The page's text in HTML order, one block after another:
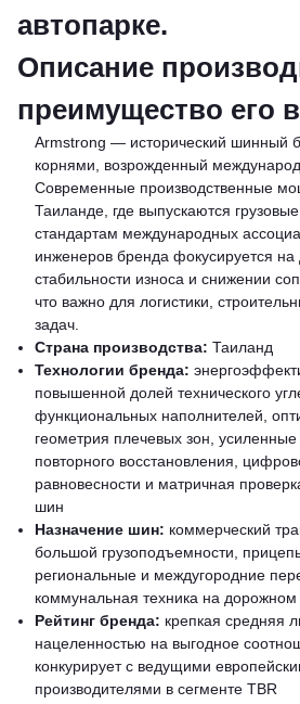
автопарке.
Описание
преимущество его
Armstrong — исторический шинный
корнями, возрожденный
Современные производственные
Таиланде, где выпускаются
стандартам международных
инженеров бренда фокусируется на
стабильности износа и снижении
что важно для логистики,
задач.
Страна производства: Таиланд
Технологии бренда:
повышенной долей технического
функциональных наполнителей,
геометрия плечевых зон,
повторного восстановления,
равновесности и матричная
шин
Назначение шин: коммерческий
большой грузоподъемности,
региональные и междугородние
коммунальная техника на дорожном
Рейтинг бренда: крепкая средняя
нацеленностью на выгодное
конкурирует с ведущими
производителями в сегменте TBR